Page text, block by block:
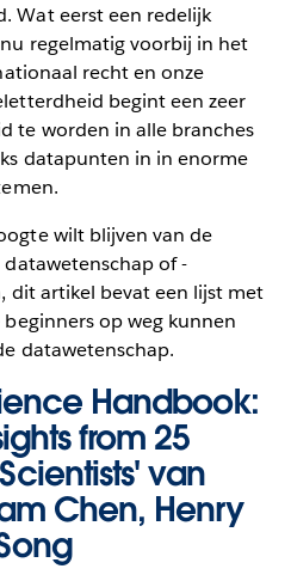
Wat eerst een redelijk
regelmatig voorbij in het
recht en onze
begint een zeer
te worden in alle branches
datapunten in in enorme
wilt blijven van de
of -
dit artikel bevat een lijst met
op weg kunnen
datawetenschap.
Handbook:
from 25
van
Chen, Henry